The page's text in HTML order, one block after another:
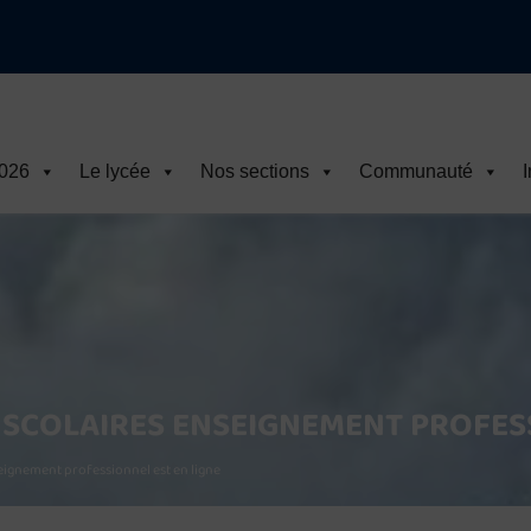
Le lycée Nos sections Communauté
ENSEIGNEMENT